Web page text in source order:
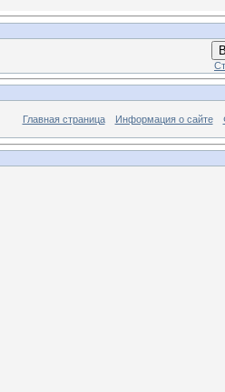
Главная страница Информация о сайте